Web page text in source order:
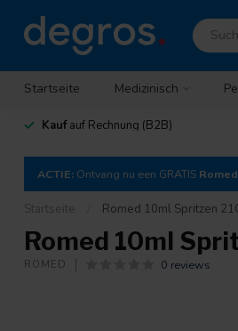
Startseite Medizinisch
Kaufauf Rechnung (B2B)
ACTIE: Ontvang nu een GRATIS
Startseite Romed 10ml Spritzen
Romed 10ml
ROMED 0 reviews